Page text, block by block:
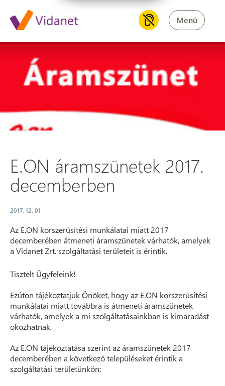
Menü
E.ON áramszünetek 2017.
E.ON áramszünetek 2017.
decemberben
2017. 12. 01
Az E.ON korszerűsítési munkálatai miatt 2017
decemberében átmeneti áramszünetek várhatók, amelyek
a Vidanet Zrt. szolgáltatási területeit is érintik.
Tisztelt Ügyfeleink!
Ezúton tájékoztatjuk Önöket, hogy az E.ON korszerűsítési
munkálatai miatt továbbra is átmeneti áramszünetek
várhatók, amelyek a mi szolgáltatásainkban is kimaradást
okozhatnak.
Az E.ON tájékoztatása szerint az áramszünetek 2017
decemberében a következő településeket érintik a
szolgáltatási területünkön: